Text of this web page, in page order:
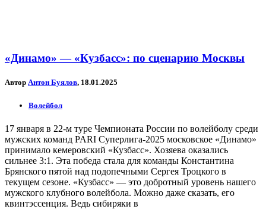
«Динамо» — «Кузбасс»: по сценарию Москвы
Автор Антон Буялов, 18.01.2025
Волейбол
17 января в 22-м туре Чемпионата России по волейболу среди
мужских команд PARI Суперлига-2025 московское «Динамо»
принимало кемеровский «Кузбасс». Хозяева оказались
сильнее 3:1. Эта победа стала для команды Константина
Брянского пятой над подопечными Сергея Троцкого в
текущем сезоне. «Кузбасс» — это добротный уровень нашего
мужского клубного волейбола. Можно даже сказать, его
квинтэссенция. Ведь сибиряки в